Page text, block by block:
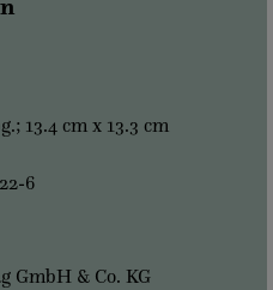
13.4 cm x 13.3 cm
6
GmbH & Co. KG